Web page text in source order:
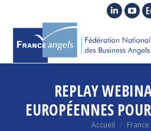
La
s'ouvre
une
nouvelle
fenêtre
La
une
REPLAY
EUROPÉENNES
Accueil